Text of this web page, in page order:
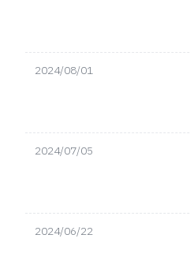
2024/08/01
2024/07/05
2024/06/22